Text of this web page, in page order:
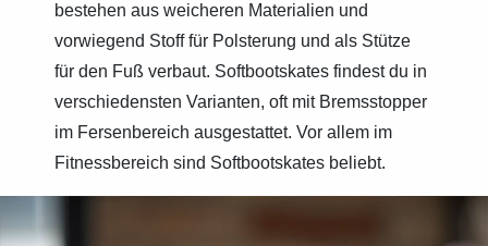
bestehen aus weicheren Materialien und
vorwiegend Stoff für Polsterung und als Stütze
für den Fuß verbaut. Softbootskates findest du in
verschiedensten Varianten, oft mit Bremsstopper
im Fersenbereich ausgestattet. Vor allem im
Fitnessbereich sind Softbootskates beliebt.